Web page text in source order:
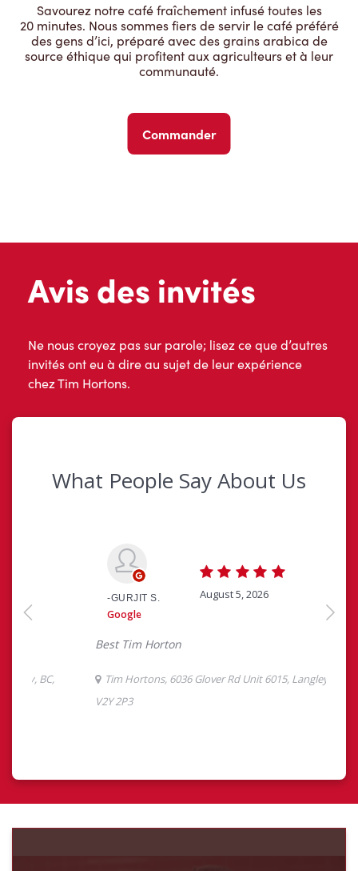
Savourez notre café fraîchement infusé toutes les
20 minutes. Nous sommes fiers de servir le café préféré
des gens d’ici, préparé avec des grains arabica de
source éthique qui profitent aux agriculteurs et à leur
communauté.
Commander
Avis des invités
Ne nous croyez pas sur parole; lisez ce que d’autres
invités ont eu à dire au sujet de leur expérience
chez Tim Hortons.